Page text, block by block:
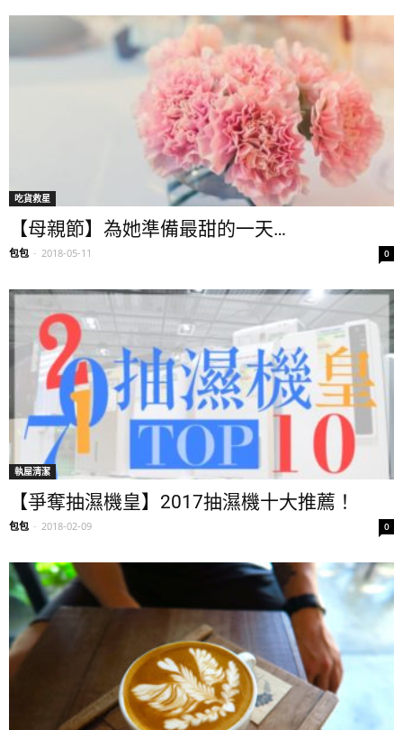
吃貨救星
【母親節】為她準備最甜的一天…
包包 - 2018-05-11 0
執屋清潔
【爭奪抽濕機皇】2017抽濕機十大推薦！
包包 - 2018-02-09 0